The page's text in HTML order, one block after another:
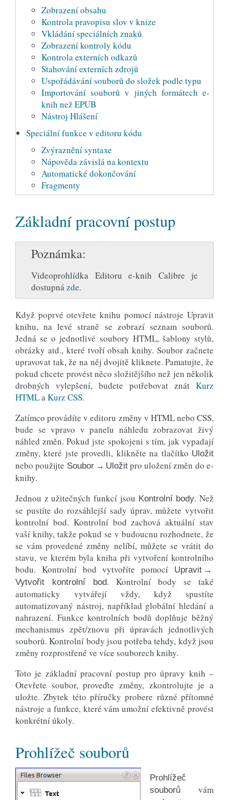
Zobrazení obsahu
Kontrola pravopisu slov v knize
Vkládání speciálních znaků
Zobrazení kontroly kódu
Kontrola externích odkazů
Stahování externích zdrojů
Uspořádávání souborů do složek podle typu
Importování souborů v jiných formátech e-
knih než EPUB
Nástroj Hlášení
Speciální funkce v editoru kódu
Zvýraznění syntaxe
Nápověda závislá na kontextu
Automatické dokončování
Fragmenty
Základní pracovní postup
Poznámka
Videoprohlídka Editoru e-knih Calibre je
dostupnázde.
Když poprvé otevřete knihu pomocí nástroje Upravit
knihu, na levé straně se zobrazí seznam souborů.
Jedná se o jednotlivé soubory HTML, šablony stylů,
obrázky atd., které tvoří obsah knihy. Soubor začnete
upravovat tak, že na něj dvojitě kliknete. Pamatujte, že
pokud chcete provést něco složitějšího než jen několik
drobných vylepšení, budete potřebovat znát Kurz
HTMLaKurz CSS.
Zatímco provádíte v editoru změny v HTML nebo CSS,
bude se vpravo v panelu náhledu zobrazovat živý
náhled změn. Pokud jste spokojeni s tím, jak vypadají
změny, které jste provedli, klikněte na tlačítko Uložit
nebo použijte Soubor → Uložitpro uložení změn do e-
knihy.
Jednou z užitečných funkcí jsou Kontrolní body. Než
se pustíte do rozsáhlejší sady úprav, můžete vytvořit
kontrolní bod. Kontrolní bod zachová aktuální stav
vaší knihy, takže pokud se v budoucnu rozhodnete, že
se vám provedené změny nelíbí, můžete se vrátit do
stavu, ve kterém byla kniha při vytvoření kontrolního
bodu. Kontrolní bod vytvoříte pomocí
Upravit →
Vytvořit kontrolní bod. Kontrolní body se také
automaticky vytvářejí vždy, když spustíte
automatizovaný nástroj, například globální hledání a
nahrazení. Funkce kontrolních bodů doplňuje běžný
mechanismus zpět/znovu při úpravách jednotlivých
souborů. Kontrolní body jsou potřeba tehdy, když jsou
změny rozprostřené ve více souborech knihy.
Toto je základní pracovní postup pro úpravy knih –
Otevřete soubor, proveďte změny, zkontrolujte je a
uložte. Zbytek této příručky probere různé přítomné
nástroje a funkce, které vám umožní efektivně provést
konkrétní úkoly.
Prohlížeč souborů
Prohlížeč
souborů
vám